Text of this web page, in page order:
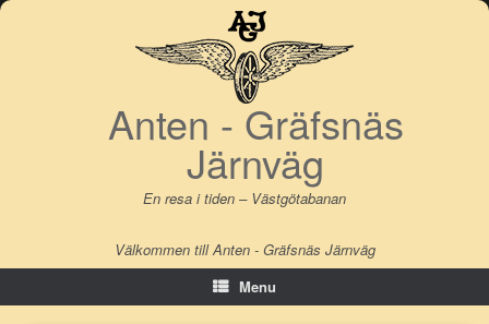
Skip
Anten - Gräfsnäs
Järnväg
En resa i tiden – Västgötabanan
Välkommen till Anten - Gräfsnäs Järnväg
Menu